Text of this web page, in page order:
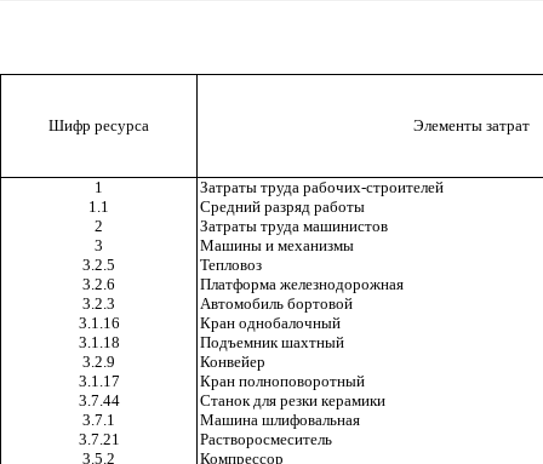
Шифр ресурса Элементы затрат
1
Затраты труда рабочих-строителей
1.1
Средний разряд работы
2
Затраты труда машинистов
3
Машины и механизмы
3.2.5
Тепловоз
3.2.6
Платформа железнодорожная
3.2.3
Автомобиль бортовой
3.1.16
Кран однобалочный
3.1.18
Подъемник шахтный
3.2.9
Конвейер
3.1.17
Кран полноповоротный
3.7.44
Станок для резки керамики
3.7.1
Машина шлифовальная
3.7.21
Растворосмеситель
3.5.2
Компрессор